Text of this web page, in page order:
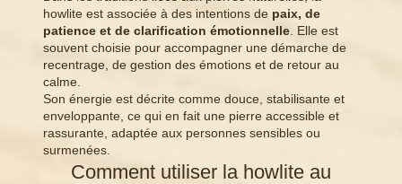
howlite est associée à des intentions de paix, de
patience et de clarification émotionnelle . Elle est
souvent choisie pour accompagner une démarche de
recentrage, de gestion des émotions et de retour au
calme.
Son énergie est décrite comme douce, stabilisante et
enveloppante, ce qui en fait une pierre accessible et
rassurante, adaptée aux personnes sensibles ou
surmenées.
Comment utiliser la howlite au